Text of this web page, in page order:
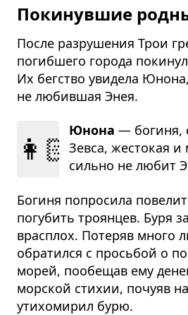
Покинувшие
После разрушения Трои
погибшего города
Их бегство увидела
не любившая Энея.
👩🏻‍🦱
Юнона — богиня,
Зевса, жесто­кая и
сильно не любит
Богиня попросила
погубить троянцев. Буря
врасплох. Потеряв много
обратился с просьбой о
морей, пообещав ему
морской стихии, почуяв
утихомирил бурю.